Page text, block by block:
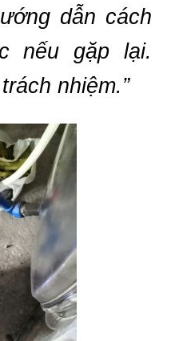
dẫn cách
nếu gặp lại.
nhiệm.”